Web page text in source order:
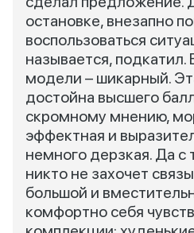
остановке, внезапно
воспользоваться
называется,
модели – шикарный.
достойна высшего
скромному мнению,
эффектная и
немного дерзкая. Да с
никто не захочет
большой и
комфортно себя